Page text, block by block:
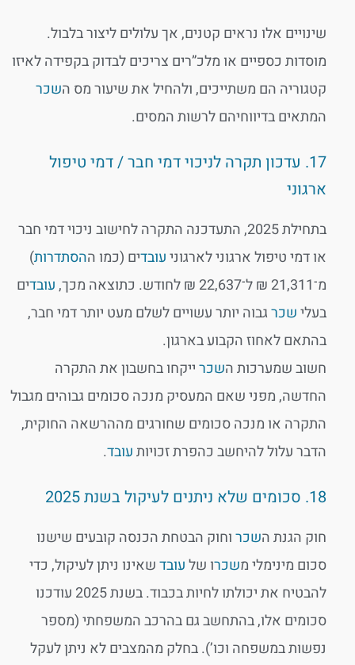
שינויים אלו נראים קטנים, אך עלולים ליצור בלבול.
מוסדות כספיים או מלכ”רים צריכים לבדוק בקפידה לאיזו
קטגוריה הם משתייכים, ולהחיל את שיעור מס השכר
המתאים בדיווחיהם לרשות המסים.
17. עדכון תקרה לניכוי דמי חבר / דמי טיפול
ארגוני
בתחילת 2025, התעדכנה התקרה לחישוב ניכוי דמי חבר
או דמי טיפול ארגוני לארגוניעובדים (כמו ההסתדרות)
מ־21,311 ₪ ל־22,637 ₪ לחודש. כתוצאה מכך,
עובדים
בעלישכרגבוה יותר עשויים לשלם מעט יותר דמי חבר,
בהתאם לאחוז הקבוע בארגון.
חשוב שמערכות השכרייקחו בחשבון את התקרה
החדשה, מפני שאם המעסיק מנכה סכומים גבוהים מגבול
התקרה או מנכה סכומים שחורגים מההרשאה החוקית,
הדבר עלול להיחשב כהפרת זכויותעובד.
18. סכומים שלא ניתנים לעיקול בשנת 2025
חוק הגנת השכרוחוק הבטחת הכנסה קובעים שישנו
סכום מינימלי משכרו שלעובדשאינו ניתן לעיקול, כדי
להבטיח את יכולתו לחיות בכבוד. בשנת 2025 עודכנו
סכומים אלו, בהתחשב גם בהרכב המשפחתי (מספר
נפשות במשפחה וכו’). בחלק מהמצבים לא ניתן לעקל